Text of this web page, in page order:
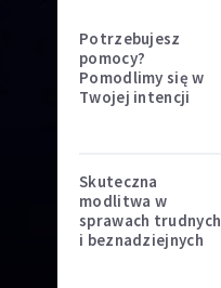
Potrzebujesz
pomocy?
Pomodlimy się w
Twojej intencji
Skuteczna
modlitwa w
sprawach trudnych
i beznadziejnych